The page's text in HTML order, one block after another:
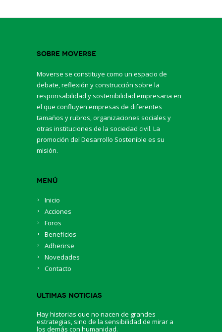
Sobre Moverse
Moverse se constituye como un espacio de
debate, reflexión y construcción sobre la
responsabilidad y sostenibilidad empresaria en
el que confluyen empresas de diferentes
tamaños y rubros, organizaciones sociales y
otras instituciones de la sociedad civil. La
promoción del Desarrollo Sostenible es su
misión.
Menú
Inicio
Acciones
Foros
Beneficios
Adherirse
Novedades
Contacto
Ultimas Noticias
Hay historias que no nacen de grandes
estrategias, sino de la sensibilidad de mirar a
los demás con humanidad.